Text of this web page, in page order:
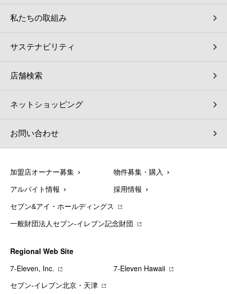
私たちの取組み
サステナビリティ
店舗検索
ネットショッピング
お問い合わせ
加盟店オーナー募集 物件募集・購入
アルバイト情報 採用情報
セブン&アイ・ホールディングス
一般財団法人セブン-イレブン記念財団
Regional Web Site
7‐Eleven, Inc.
7‐Eleven Hawaii
セブン‐イレブン北京・天津